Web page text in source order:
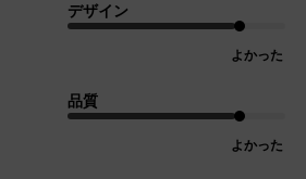
デザイン
よかった
品質
よかった